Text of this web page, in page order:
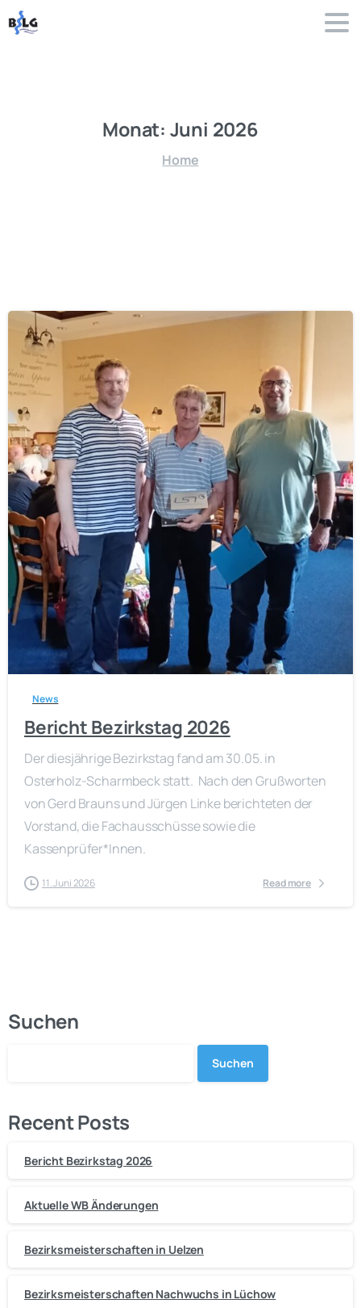
Monat: Juni 2026
Home
News
Bericht Bezirkstag 2026
Der diesjährige Bezirkstag fand am 30.05. in
Osterholz-Scharmbeck statt. Nach den Grußworten
von Gerd Brauns und Jürgen Linke berichteten der
Vorstand, die Fachausschüsse sowie die
Kassenprüfer*Innen.
11. Juni 2026 Read more
Suchen
Suchen
Recent Posts
Bericht Bezirkstag 2026
Aktuelle WB Änderungen
Bezirksmeisterschaften in Uelzen
Bezirksmeisterschaften Nachwuchs in Lüchow